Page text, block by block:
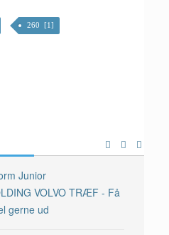
260 [1]
Junior
VOLVO TRÆF - Få
gerne ud